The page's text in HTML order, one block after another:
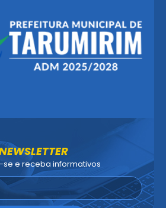
se e receba informativos